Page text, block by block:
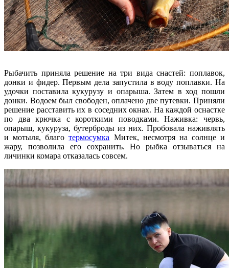
Рыбачить приняла решение на три вида снастей: поплавок,
донки и фидер. Первым дела запустила в воду поплавки. На
удочки поставила кукурузу и опарыша. Затем в ход пошли
донки. Водоем был свободен, оплачено две путевки. Приняли
решение расставить их в соседних окнах. На каждой оснастке
по два крючка с короткими поводками. Наживка: червь,
опарыш, кукуруза, бутерброды из них. Пробовала наживлять
и мотыля, благотермосумка Митек, несмотря на солнце и
жару, позволила его сохранить. Но рыбка отзываться на
личинки комара отказалась совсем.